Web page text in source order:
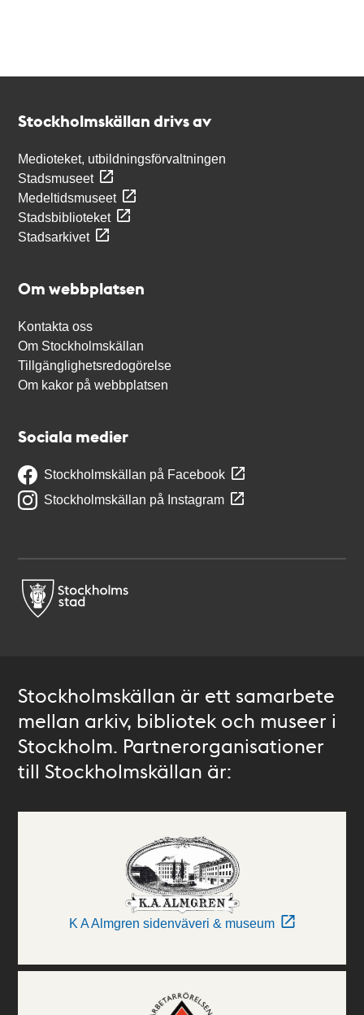
Stockholmskällan drivs av
Medioteket, utbildningsförvaltningen
Stadsmuseet
Medeltidsmuseet
Stadsbiblioteket
Stadsarkivet
Om webbplatsen
Kontakta oss
Om Stockholmskällan
Tillgänglighetsredogörelse
Om kakor på webbplatsen
Sociala medier
Stockholmskällan på Facebook
Stockholmskällan på Instagram
Stockholmskällan är ett samarbete
mellan arkiv, bibliotek och museer i
Stockholm. Partnerorganisationer
till Stockholmskällan är:
K A Almgren sidenväveri & museum